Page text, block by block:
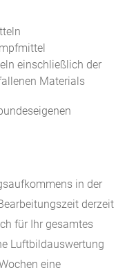
einschließlich der
Materials
in der
derzeit
für Ihr gesamtes
Luftbildauswertung
eine